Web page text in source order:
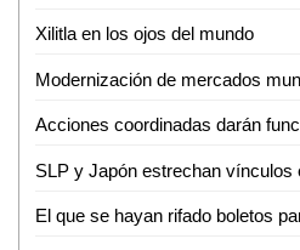
Xilitla en los ojos del mundo